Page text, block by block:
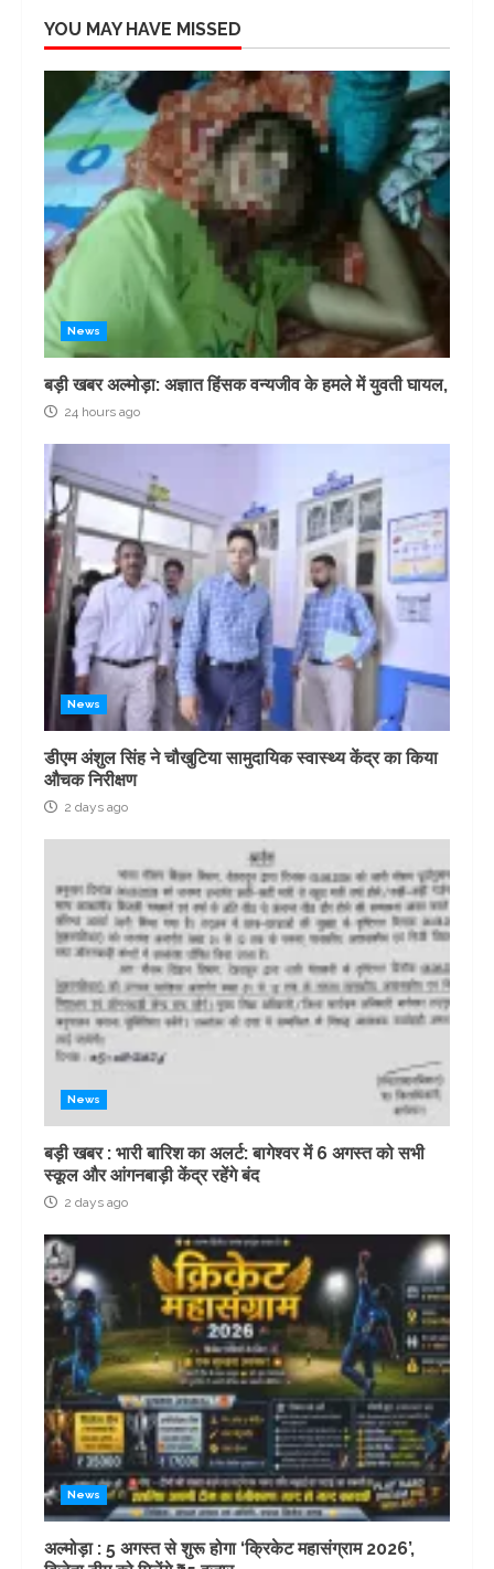
YOU MAY HAVE MISSED
News
बड़ी खबर अल्मोड़ा: अज्ञात हिंसक वन्यजीव के हमले में युवती घायल,
24 hours ago
News
डीएम अंशुल सिंह ने चौखुटिया सामुदायिक स्वास्थ्य केंद्र का किया
औचक निरीक्षण
2 days ago
News
बड़ी खबर : भारी बारिश का अलर्ट: बागेश्वर में 6 अगस्त को सभी
स्कूल और आंगनबाड़ी केंद्र रहेंगे बंद
2 days ago
News
अल्मोड़ा : 5 अगस्त से शुरू होगा ‘क्रिकेट महासंग्राम 2026’,